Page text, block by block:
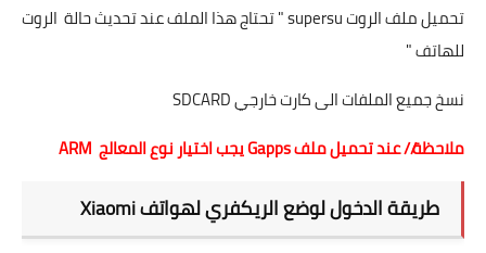
تحميل ملف الروت supersu
" تحتاج هذا الملف عند تحديث حالة الروت
للهاتف "
نسخ جميع الملفات الى كارت خارجي SDCARD
ملاحظة// عند تحميل ملف Gapps يجب اختيار نوع المعالج ARM
طريقة الدخول لوضع الريكفري لهواتف Xiaomi